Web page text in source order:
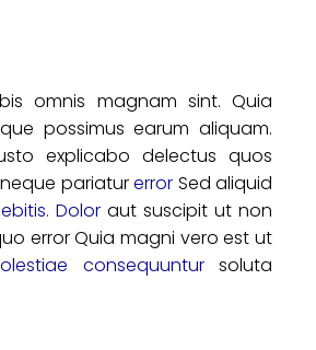
omnis magnam sint. Quia
possimus earum aliquam.
explicabo delectus quos
pariaturerror Sed aliquid
Doloraut suscipit ut non
error Quia magni vero est ut
consequuntursoluta